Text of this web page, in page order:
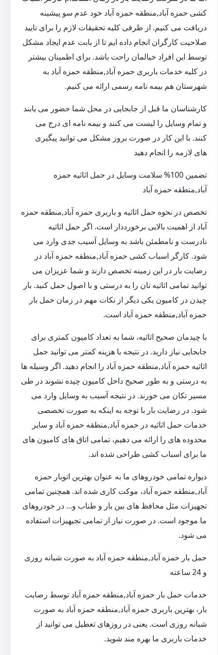
کشی حمزه آباد,منطقه حمزه آباد خود عدم سو پیشینه
دریافت می کنیم. از طرفی کلیه تحقیقات لازم را برای تایید
صلاحیت کارگران انجام داده ایم تا از بابت عدم ایجاد مشکل
توسط این افراد خیالمان راحت باشد. برای اطمینان بیشتر
در کلیه خدمات باربری حمزه آباد,منطقه حمزه آباد به
شهرستان هم بیمه نامه رسمی ارائه می کنیم.
کارشناسان ما قبل از جابجایی در محل شما حضور می یابند
و تمام وسایل را لیست می کنند و بیمه نامه ای درج می
کنند. با این کار در صورت بروز مشکل می توانید پیگیری
های لازمه را انجام دهید
تضمین 100% سلامت وسایل در حمل اثاثیه حمزه
آباد,منطقه حمزه آباد
تخصص در نحوه حمل اثاثیه و باربری حمزه آباد,منطقه حمزه
آباد از اهمیت بالایی برخورددار است. اگر حمل اثاثیه
نادرست و نامطمئن باشد به وسایل آسیب جدی وارد می
شود. کارگر اسباب کشی حمزه آباد,منطقه حمزه آباد در
رضایت بار در این زمینه تخصص دارند و شما عزیزان می
توانید تمامی اثاثیه تان را به درستی و با اصول حمل کنید. بار
چیدن در کامیون یکی دیگر از نکات مهم در زمان حمل بار
حمزه آباد,منطقه حمزه آباد است.
با چیدمان صحیح اثاثیه، شما به تعداد کامیون کمتری برای
جابجایی نیاز دارید. در نتیجه با هزینه کمتر می توانید حمل
اثاثیه حمزه آباد,منطقه حمزه آباد را انجام دهید. اگر وسیله ها
به درستی و به طور صحیح داخل کامیون چیده نشوند در طی
مسیر تکان می خورند. در نتیجه آسیب به وسایل وارد می
شود. در رضایت بار با توجه به اینکه به صورت تخصصی
خدمات حمل اثاثیه در حمزه آباد,منطقه حمزه آباد و سایر
محدوده های را ارائه می دهیم، تمامی اتاق های کامیون های
ما برای اسباب کشی طراحی شده اند.
دیواره تمامی خودروهای ما به عنوان بهترین اتوبار حمزه
آباد,منطقه حمزه آباد، موکت کاری شده اند. همچنین تمامی
تجهیزات مثل محافظ های بین بار و طناب و... در خودروهای
ما موجود است. در صورت نیاز از تمامی تجیهیزات استفاده
می شود.
حمل بار حمزه آباد,منطقه حمزه آباد به صورت شبانه روزی
و 24 ساعته
خدمات حمل بار حمزه آباد,منطقه حمزه آباد توسط رضایت
بار، بهترین باربری حمزه آباد,منطقه حمزه آباد به صورت
شبانه روزی است. یعنی در روزهای تعطیل می توانید از
خدمات باربری ما بهره مند شوید.